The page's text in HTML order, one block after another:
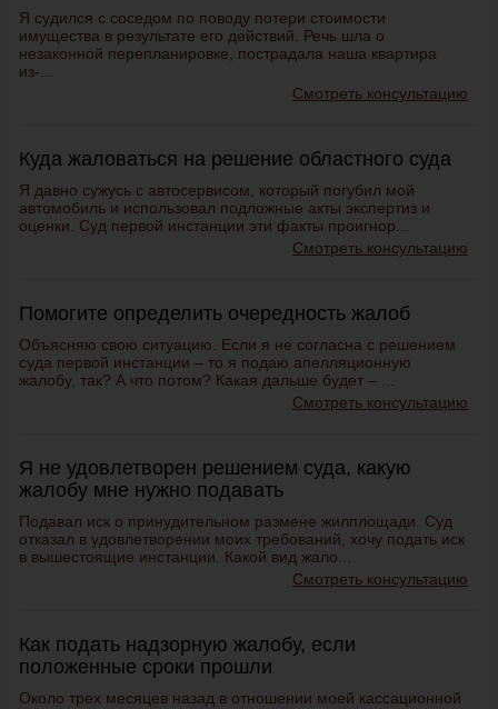
Я судился с соседом по поводу потери стоимости
имущества в результате его действий. Речь шла о
незаконной перепланировке, пострадала наша квартира
из-...
Смотреть консультацию
Куда жаловаться на решение областного суда
Я давно сужусь с автосервисом, который погубил мой
автомобиль и использовал подложные акты экспертиз и
оценки. Суд первой инстанции эти факты проигнор...
Смотреть консультацию
Помогите определить очередность жалоб
Объясняю свою ситуацию. Если я не согласна с решением
суда первой инстанции – то я подаю апелляционную
жалобу, так? А что потом? Какая дальше будет – ...
Смотреть консультацию
Я не удовлетворен решением суда, какую
жалобу мне нужно подавать
Подавал иск о принудительном размене жилплощади. Суд
отказал в удовлетворении моих требований, хочу подать иск
в вышестоящие инстанции. Какой вид жало...
Смотреть консультацию
Как подать надзорную жалобу, если
положенные сроки прошли
Около трех месяцев назад в отношении моей кассационной